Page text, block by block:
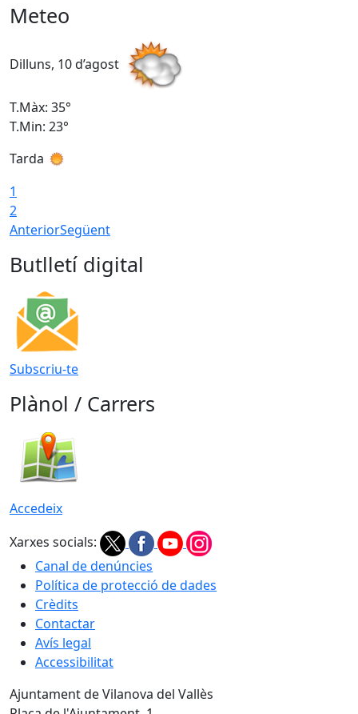
Meteo
Dilluns, 10 d’agost
T.Màx: 35°
T.Min: 23°
Tarda
1
2
AnteriorSegüent
Butlletí digital
Subscriu-te
Plànol / Carrers
Accedeix
Xarxes socials:
Canal de denúncies
Política de protecció de dades
Crèdits
Contactar
Avís legal
Accessibilitat
Ajuntament de Vilanova del Vallès